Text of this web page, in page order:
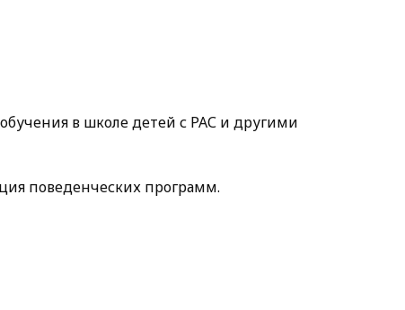
в школе детей с РАС и другими
поведенческих программ.